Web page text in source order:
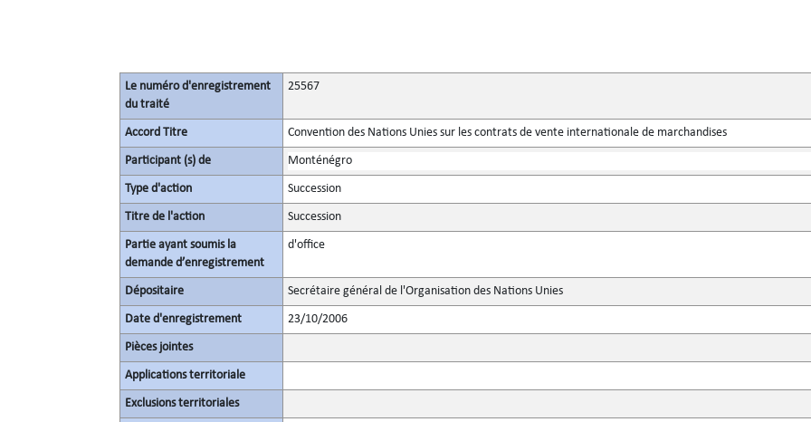
Le numéro d'enregistrement
du traité
25567
Accord Titre Convention des Nations Unies sur les contrats de vente internationale de marchandises
Participant (s) de Monténégro
Type d'action Succession
Titre de l'action Succession
Partie ayant soumis la
demande d’enregistrement
d'office
Dépositaire Secrétaire général de l'Organisation des Nations Unies
Date d'enregistrement 23/10/2006
Pièces jointes
Applications territoriale
Exclusions territoriales